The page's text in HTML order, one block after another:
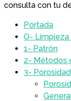
consulta con tu
Portada
O-
1- Patrón
2- Métodos
3-